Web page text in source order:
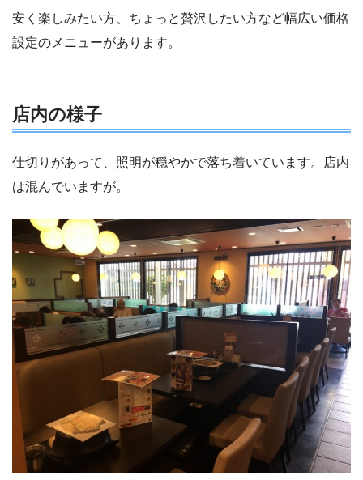
安く楽しみたい方、ちょっと贅沢したい方など幅広い価格
設定のメニューがあります。
店内の様子
仕切りがあって、照明が穏やかで落ち着いています。店内
は混んでいますが。